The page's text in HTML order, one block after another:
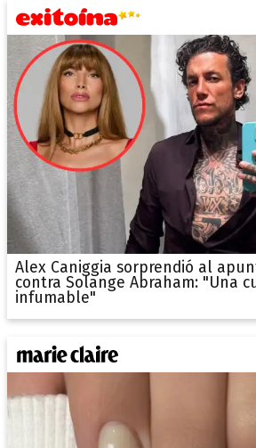
Alex Caniggia sorprendió al
contra Solange Abraham: "Una
infumable"